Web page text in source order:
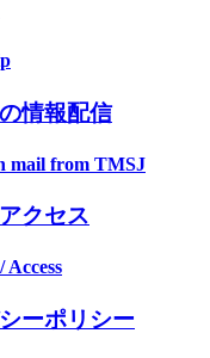
情報配信
mail from TMSJ
クセス
Access
ーポリシー